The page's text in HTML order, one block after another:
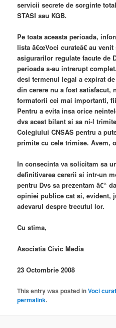
servicii secrete de sorginte
STASI sau KGB.
Pe toata aceasta perioada,
lista â€œVoci curateâ€ au
asigurarilor regulate facute de
perioada s-au intrerupt
desi termenul legal a expirat
din cerere nu a fost satisfacut,
formatorii cei mai importanti,
Pentru a evita insa orice
dvs acest bilant si sa ni-l
Colegiului CNSAS pentru a
primite cu cele trimise. Avem,
In consecinta va solicitam sa
definitivarea cererii si intr-un
pentru Dvs sa prezentam â€“
opiniei publice cat si, evident,
adevarul despre trecutul lor.
Cu stima,
Asociatia Civic Media
23 Octombrie 2008
This entry was posted inVoci
permalink.